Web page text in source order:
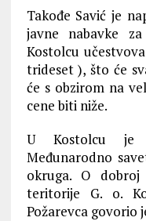
Takođe Savić je
javne nabavke
Kostolcu
trideset ), što će
će s obzirom na
cene biti niže.
U Kostolcu je
Međunarodno
okruga. O
teritorije G. o.
Požarevca govorio